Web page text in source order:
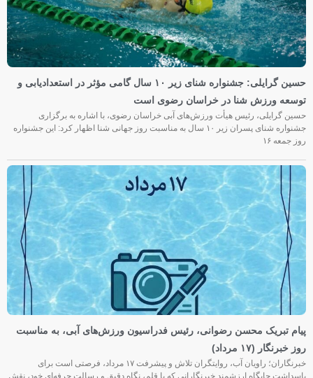
حسین گرایلی: جشنواره شنای زیر ۱۰ سال گامی مؤثر در استعدادیابی و
توسعه ورزش شنا در خراسان رضوی است
حسین گرایلی، رئیس هیأت ورزش‌های آبی خراسان رضوی، با اشاره به برگزاری
جشنواره شنای پسران زیر ۱۰ سال به مناسبت روز جهانی شنا اظهار کرد: این جشنواره
روز جمعه‌ ۱۶
پیام تبریک محسن رضوانی، رئیس فدراسیون ورزش‌های آبی، به مناسبت
روز خبرنگار (۱۷ مرداد)
خبرنگاران؛ راویان آب، روایتگران تلاش و پیشرفت ۱۷ مرداد، فرصتی است برای
پاسداشت جایگاه ارزشمند خبرنگارانی که با قلم، نگاه دقیق و رسالت حرفه‌ای خود، نقش